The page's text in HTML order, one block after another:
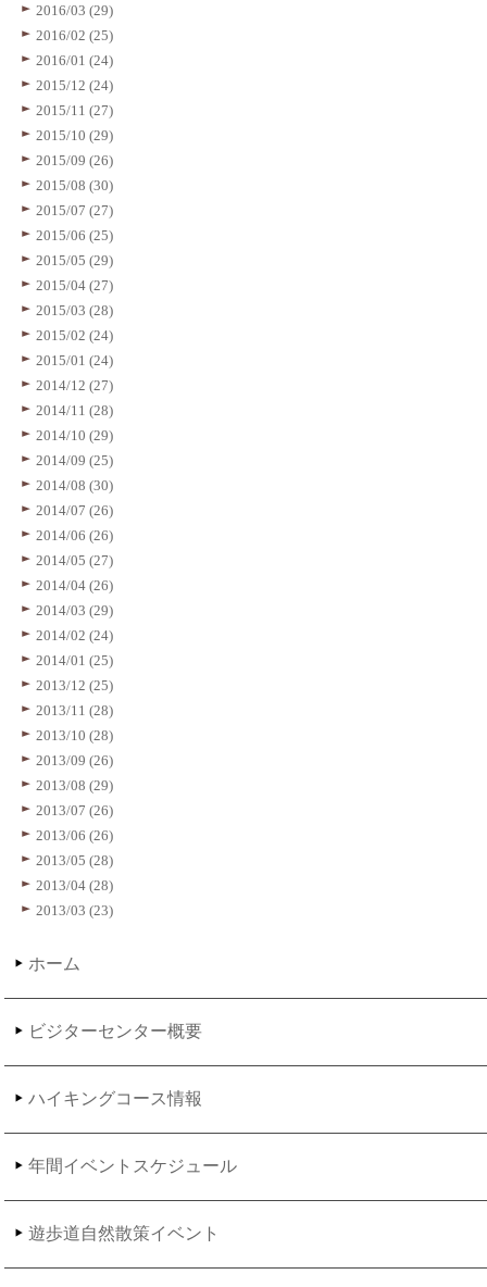
2016/03 (29)
2016/02 (25)
2016/01 (24)
2015/12 (24)
2015/11 (27)
2015/10 (29)
2015/09 (26)
2015/08 (30)
2015/07 (27)
2015/06 (25)
2015/05 (29)
2015/04 (27)
2015/03 (28)
2015/02 (24)
2015/01 (24)
2014/12 (27)
2014/11 (28)
2014/10 (29)
2014/09 (25)
2014/08 (30)
2014/07 (26)
2014/06 (26)
2014/05 (27)
2014/04 (26)
2014/03 (29)
2014/02 (24)
2014/01 (25)
2013/12 (25)
2013/11 (28)
2013/10 (28)
2013/09 (26)
2013/08 (29)
2013/07 (26)
2013/06 (26)
2013/05 (28)
2013/04 (28)
2013/03 (23)
ホーム
ビジターセンター概要
ハイキングコース情報
年間イベントスケジュール
遊歩道自然散策イベント